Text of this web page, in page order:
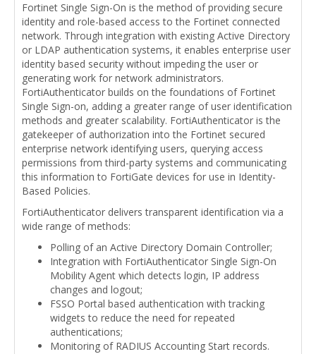
Fortinet Single Sign-On is the method of providing secure
identity and role-based access to the Fortinet connected
network. Through integration with existing Active Directory
or LDAP authentication systems, it enables enterprise user
identity based security without impeding the user or
generating work for network administrators.
FortiAuthenticator builds on the foundations of Fortinet
Single Sign-on, adding a greater range of user identification
methods and greater scalability. FortiAuthenticator is the
gatekeeper of authorization into the Fortinet secured
enterprise network identifying users, querying access
permissions from third-party systems and communicating
this information to FortiGate devices for use in Identity-
Based Policies.
FortiAuthenticator delivers transparent identification via a
wide range of methods:
Polling of an Active Directory Domain Controller;
Integration with FortiAuthenticator Single Sign-On
Mobility Agent which detects login, IP address
changes and logout;
FSSO Portal based authentication with tracking
widgets to reduce the need for repeated
authentications;
Monitoring of RADIUS Accounting Start records.